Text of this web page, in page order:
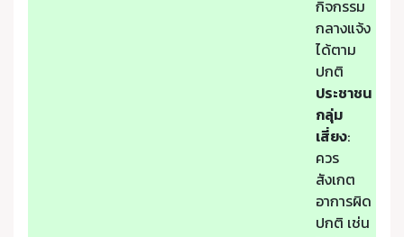
กิจกรรม
กลางแจ้ง
ได้ตาม
ปกติ
ประชาชน
กลุ่ม
เสี่ยง:
ควร
สังเกต
อาการผิด
ปกติ เช่น